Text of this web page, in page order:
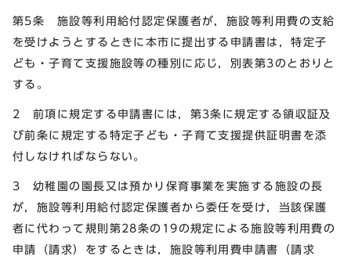
第5条 施設等利用給付認定保護者が，施設等利用費の支給
を受けようとするときに本市に提出する申請書は，特定子
ども・子育て支援施設等の種別に応じ，別表第3のとおりと
する。
2 前項に規定する申請書には，第3条に規定する領収証及
び前条に規定する特定子ども・子育て支援提供証明書を添
付しなければならない。
3 幼稚園の園長又は預かり保育事業を実施する施設の長
が，施設等利用給付認定保護者から委任を受け，当該保護
者に代わって規則第28条の19の規定による施設等利用費の
申請（請求）をするときは，施設等利用費申請書（請求